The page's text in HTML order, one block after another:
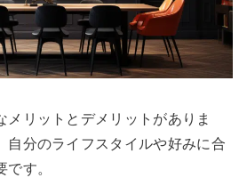
メリットとデメリットがありま
自分のライフスタイルや好みに合
す。